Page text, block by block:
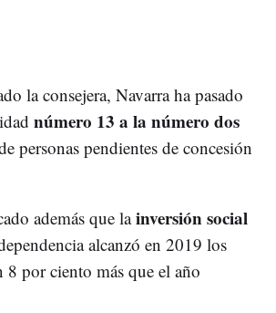
la consejera, Navarra ha pasado
número 13 a la número dos
personas pendientes de concesión
además que lainversión social
alcanzó en 2019 los
por ciento más que el año